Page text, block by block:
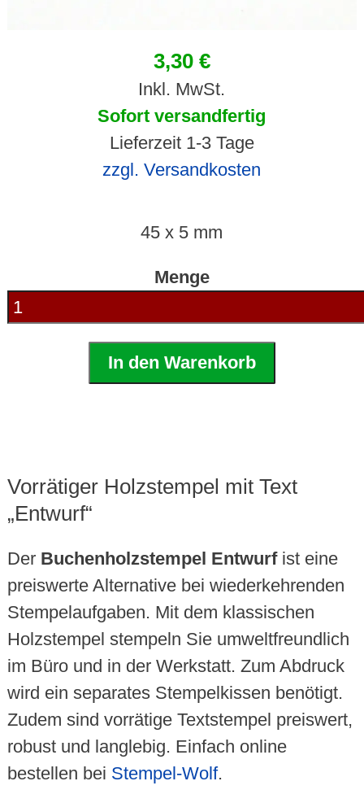
3,30 €
Inkl. MwSt.
Sofort versandfertig
Lieferzeit 1-3 Tage
zzgl. Versandkosten
45 x 5 mm
Menge
In den Warenkorb
Vorrätiger Holzstempel mit Text
„Entwurf“
Der Buchenholzstempel Entwurfist eine
preiswerte Alternative bei wiederkehrenden
Stempelaufgaben. Mit dem klassischen
Holzstempel stempeln Sie umweltfreundlich
im Büro und in der Werkstatt. Zum Abdruck
wird ein separates Stempelkissen benötigt.
Zudem sind vorrätige Textstempel preiswert,
robust und langlebig. Einfach online
bestellen bei Stempel-Wolf.